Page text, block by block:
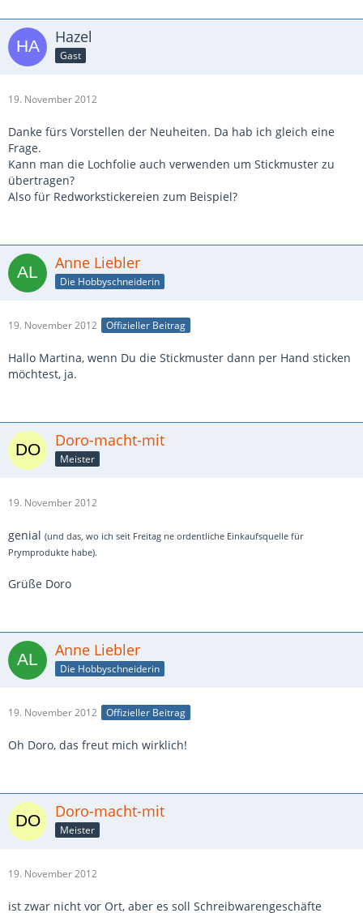
Hazel
Gast
19. November 2012
Danke fürs Vorstellen der Neuheiten. Da hab ich gleich eine
Frage.
Kann man die Lochfolie auch verwenden um Stickmuster zu
übertragen?
Also für Redworkstickereien zum Beispiel?
Anne Liebler
Die Hobbyschneiderin
19. November 2012 Offizieller Beitrag
Hallo Martina, wenn Du die Stickmuster dann per Hand sticken
möchtest, ja.
Doro-macht-mit
Meister
19. November 2012
genial (und das, wo ich seit Freitag ne ordentliche Einkaufsquelle für
Prymprodukte habe).
Grüße Doro
Anne Liebler
Die Hobbyschneiderin
19. November 2012 Offizieller Beitrag
Oh Doro, das freut mich wirklich!
Doro-macht-mit
Meister
19. November 2012
ist zwar nicht vor Ort, aber es soll Schreibwarengeschäfte